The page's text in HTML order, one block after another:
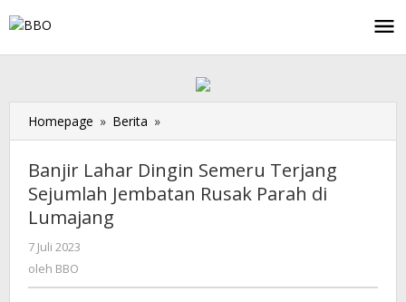
ke
Homepage » Berita »
Lahar
Semeru
Terjang
di
Banjir Lahar Dingin Semeru Terjang
Sejumlah Jembatan Rusak Parah di
Lumajang
7 Juli 2023
oleh BBO